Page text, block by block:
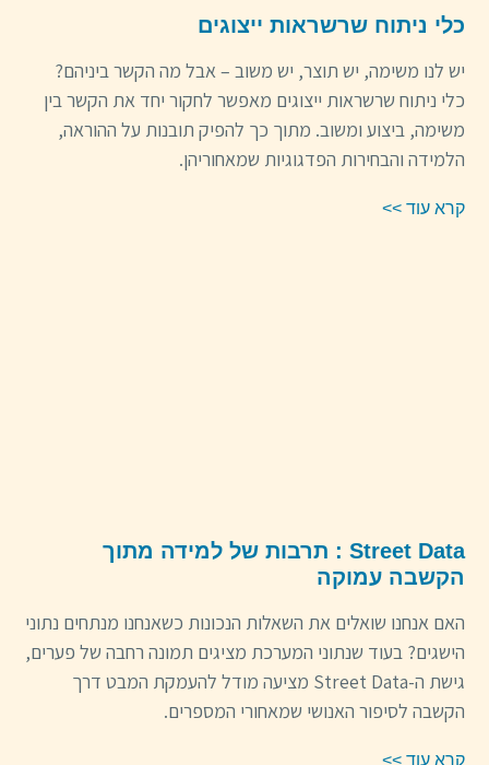
כלי ניתוח שרשראות ייצוגים
יש לנו משימה, יש תוצר, יש משוב – אבל מה הקשר ביניהם?
כלי ניתוח שרשראות ייצוגים מאפשר לחקור יחד את הקשר בין
משימה, ביצוע ומשוב. מתוך כך להפיק תובנות על ההוראה,
הלמידה והבחירות הפדגוגיות שמאחוריהן.
קרא עוד >>
Street Data : תרבות של למידה מתוך
הקשבה עמוקה
האם אנחנו שואלים את השאלות הנכונות כשאנחנו מנתחים נתוני
הישגים? בעוד שנתוני המערכת מציגים תמונה רחבה של פערים,
גישת ה-Street Data מציעה מודל להעמקת המבט דרך
הקשבה לסיפור האנושי שמאחורי המספרים.
קרא עוד >>